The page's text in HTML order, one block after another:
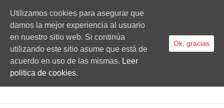
Utilizamos cookies para asegurar que
damos la mejor experiencia al usuario
en nuestro sitio web. Si continúa
utilizando este sitio asume que está de
acuerdo en uso de las mismas. Leer
politica de cookies.
Ok, gracias